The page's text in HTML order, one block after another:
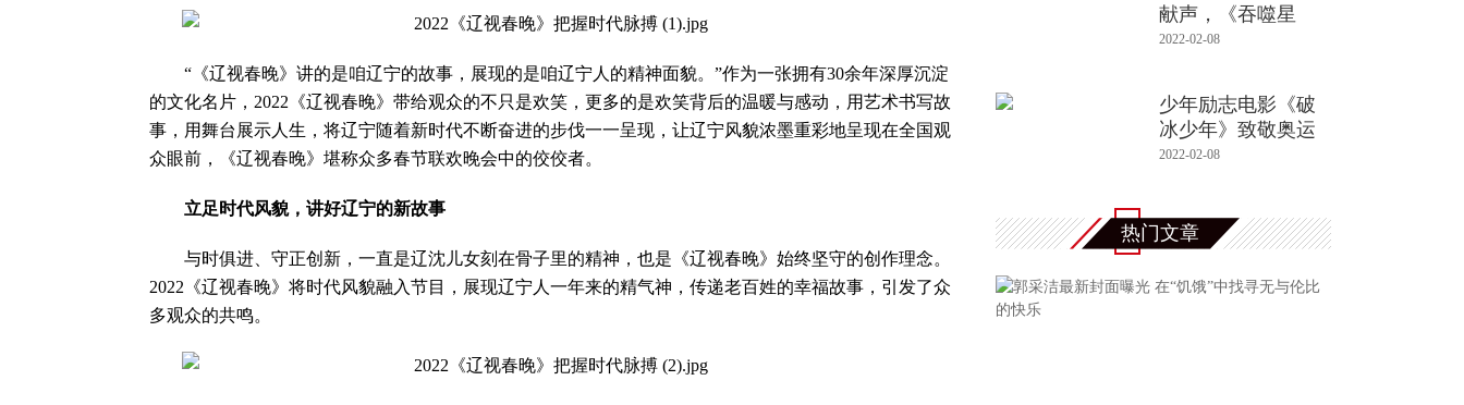
“《辽视春晚》讲的是咱辽宁的故事，展现的是咱辽宁人的精神面貌。”作为一张拥有30余年深厚沉淀
的文化名片，2022《辽视春晚》带给观众的不只是欢笑，更多的是欢笑背后的温暖与感动，用艺术书写故
事，用舞台展示人生，将辽宁随着新时代不断奋进的步伐一一呈现，让辽宁风貌浓墨重彩地呈现在全国观
众眼前，《辽视春晚》堪称众多春节联欢晚会中的佼佼者。
立足时代风貌，讲好辽宁的新故事
与时俱进、守正创新，一直是辽沈儿女刻在骨子里的精神，也是《辽视春晚》始终坚守的创作理念。
2022《辽视春晚》将时代风貌融入节目，展现辽宁人一年来的精气神，传递老百姓的幸福故事，引发了众
多观众的共鸣。
献声，《吞噬星
空》动画第二季
2022-02-08
少年励志电影《破
冰少年》致敬奥运
健儿
2022-02-08
热门文章